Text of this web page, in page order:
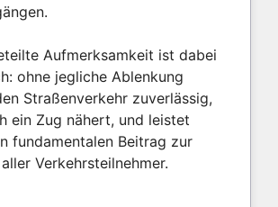
Aufmerksamkeit ist dabei
ohne jegliche Ablenkung
Straßenverkehr zuverlässig,
ein Zug nähert, und leistet
fundamentalen Beitrag zur
Verkehrsteilnehmer.